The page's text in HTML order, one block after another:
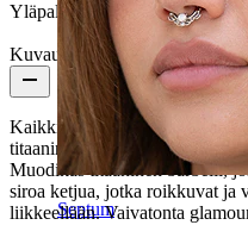
Septum
Yläpallo: 5 mm
Kuvaus
Kaikkinapakorut
eivät ole
titaaninennapakoru
ketjuilla ja
Muodikas titaaninen barbelli,
siroa ketjua, jotka roikkuvat ja
liikkeellään. Vaivatonta